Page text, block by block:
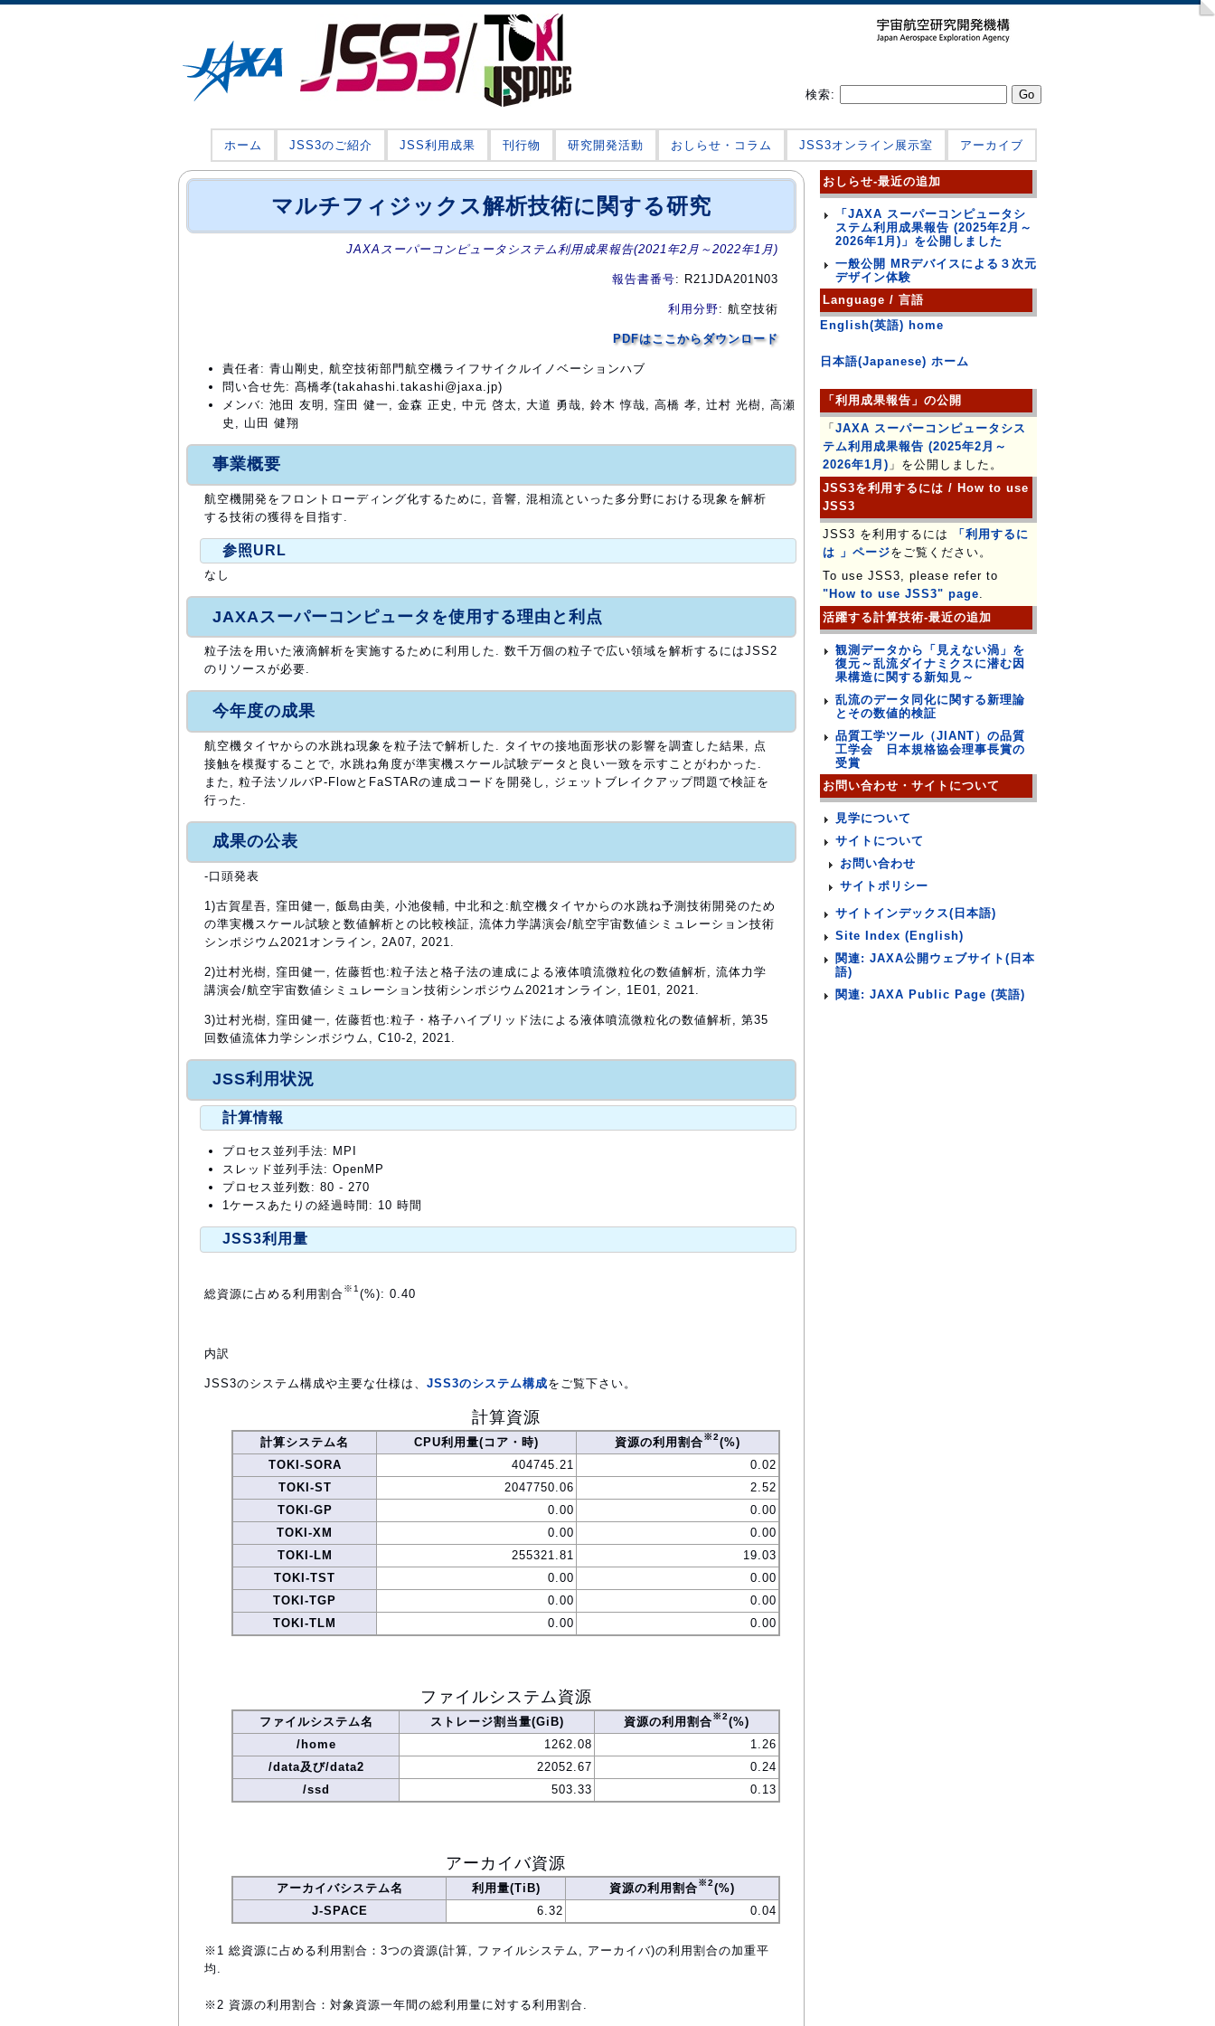
検索:
ホーム JSS3のご紹介 JSS利用成果 刊行物 研究開発活動 おしらせ・コラム JSS3オンライン展示室 アーカイブ
マルチフィジックス解析技術に関する研究
JAXAスーパーコンピュータシステム利用成果報告(2021年2月～2022年1月)
報告書番号: R21JDA201N03
利用分野: 航空技術
PDFはここからダウンロード
責任者: 青山剛史, 航空技術部門航空機ライフサイクルイノベーションハブ
問い合せ先: 髙橋孝(takahashi.takashi@jaxa.jp)
メンバ: 池田 友明, 窪田 健一, 金森 正史, 中元 啓太, 大道 勇哉, 鈴木 惇哉, 高橋 孝, 辻村 光樹, 高瀬
史, 山田 健翔
事業概要
航空機開発をフロントローディング化するために, 音響, 混相流といった多分野における現象を解析
する技術の獲得を目指す.
参照URL
なし
JAXAスーパーコンピュータを使用する理由と利点
粒子法を用いた液滴解析を実施するために利用した. 数千万個の粒子で広い領域を解析するにはJSS2
のリソースが必要.
今年度の成果
航空機タイヤからの水跳ね現象を粒子法で解析した. タイヤの接地面形状の影響を調査した結果, 点
接触を模擬することで, 水跳ね角度が準実機スケール試験データと良い一致を示すことがわかった.
また, 粒子法ソルバP-FlowとFaSTARの連成コードを開発し, ジェットブレイクアップ問題で検証を
行った.
成果の公表
-口頭発表
1)古賀星吾, 窪田健一, 飯島由美, 小池俊輔, 中北和之:航空機タイヤからの水跳ね予測技術開発のため
の準実機スケール試験と数値解析との比較検証, 流体力学講演会/航空宇宙数値シミュレーション技術
シンポジウム2021オンライン, 2A07, 2021.
2)辻村光樹, 窪田健一, 佐藤哲也:粒子法と格子法の連成による液体噴流微粒化の数値解析, 流体力学
講演会/航空宇宙数値シミュレーション技術シンポジウム2021オンライン, 1E01, 2021.
3)辻村光樹, 窪田健一, 佐藤哲也:粒子・格子ハイブリッド法による液体噴流微粒化の数値解析, 第35
回数値流体力学シンポジウム, C10-2, 2021.
JSS利用状況
計算情報
プロセス並列手法: MPI
スレッド並列手法: OpenMP
プロセス並列数: 80 - 270
1ケースあたりの経過時間: 10 時間
JSS3利用量
総資源に占める利用割合※1 (%): 0.40
内訳
JSS3のシステム構成や主要な仕様は、 JSS3のシステム構成をご覧下さい。
計算資源
計算システム名 CPU利用量(コア・時) 資源の利用割合※2(%)
TOKI-SORA
404745.21
0.02
TOKI-ST
2047750.06
2.52
TOKI-GP
0.00
0.00
TOKI-XM
0.00
0.00
TOKI-LM
255321.81
19.03
TOKI-TST
0.00
0.00
TOKI-TGP
0.00
0.00
TOKI-TLM
0.00 0.00
ファイルシステム資源
ファイルシステム名 ストレージ割当量(GiB) 資源の利用割合※2(%)
/home
1262.08
1.26
/data及び/data2
22052.67
0.24
/ssd
503.33 0.13
アーカイバ資源
アーカイバシステム名 利用量(TiB) 資源の利用割合※2(%)
J-SPACE
6.32 0.04
※1 総資源に占める利用割合：3つの資源(計算, ファイルシステム, アーカイバ)の利用割合の加重平
均.
※2 資源の利用割合：対象資源一年間の総利用量に対する利用割合.
おしらせ-最近の追加
「JAXA スーパーコンピュータシ
ステム利用成果報告 (2025年2月～
2026年1月)」を公開しました
一般公開 MRデバイスによる３次元
デザイン体験
Language / 言語
English(英語) home
日本語(Japanese) ホーム
「利用成果報告」の公開
「 JAXA スーパーコンピュータシス
テム利用成果報告 (2025年2月～
2026年1月) 」を公開しました。
JSS3を利用するには / How to use
JSS3
JSS3 を利用するには
「利用するに
は 」ページをご覧ください。
To use JSS3, please refer to
"How to use JSS3" page.
活躍する計算技術-最近の追加
観測データから「見えない渦」を
復元～乱流ダイナミクスに潜む因
果構造に関する新知見～
乱流のデータ同化に関する新理論
とその数値的検証
品質工学ツール（JIANT）の品質
工学会 日本規格協会理事長賞の
受賞
お問い合わせ・サイトについて
見学について
サイトについて
お問い合わせ
サイトポリシー
サイトインデックス(日本語)
Site Index (English)
関連: JAXA公開ウェブサイト(日本
語)
関連: JAXA Public Page (英語)